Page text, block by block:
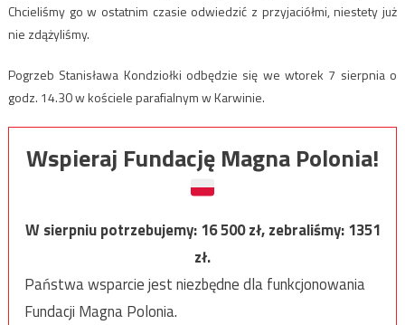
Chcieliśmy go w ostatnim czasie odwiedzić z przyjaciółmi, niestety już
nie zdążyliśmy.
Pogrzeb Stanisława Kondziołki odbędzie się we wtorek 7 sierpnia o
godz. 14.30 w kościele parafialnym w Karwinie.
Wspieraj Fundację Magna Polonia!
W sierpniu potrzebujemy:16 500zł, zebraliśmy:1351
zł.
Państwa wsparcie jest niezbędne dla funkcjonowania
Fundacji Magna Polonia.